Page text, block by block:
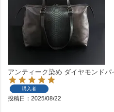
アンティーク染め ダイヤモンド
購入者
投稿日 2025/08/22